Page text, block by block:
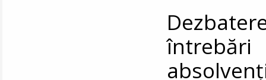
întrebări